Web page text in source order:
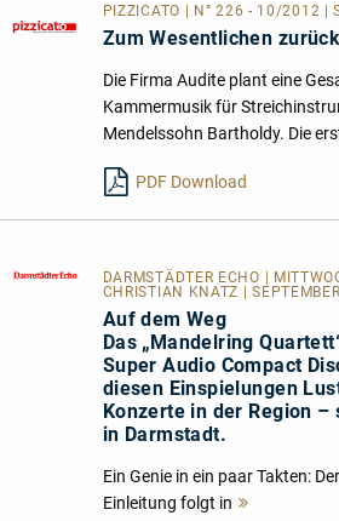
PIZZICATO | N° 226 - 10/2012 |
Zum Wesentlichen zurück
Die Firma Audite plant eine
Kammermusik für
Mendelssohn Bartholdy. Die
PDF Download
DARMSTÄDTER ECHO |
CHRISTIAN KNATZ |
Auf dem Weg
Das „Mandelring
Super Audio Compact
diesen Einspielungen
Konzerte in der Region –
in Darmstadt.
Ein Genie in ein paar Takten:
Einleitung folgt in